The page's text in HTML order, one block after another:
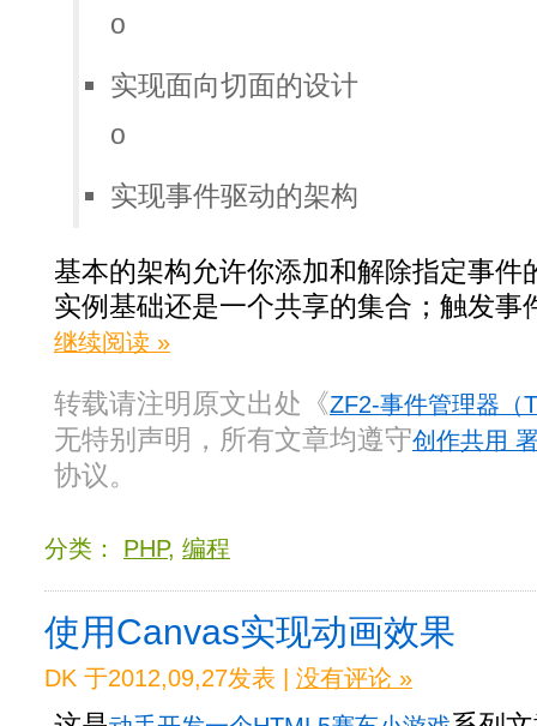
o
实现面向切面的设计
o
实现事件驱动的架构
基本的架构允许你添加和解除指定事件
实例基础还是一个共享的集合；触发事
继续阅读 »
转载请注明原文出处《ZF2-事件管理器（
无特别声明，所有文章均遵守创作共用
协议。
分类： PHP, 编程
使用Canvas实现动画效果
DK 于2012,09,27发表 | 没有评论 »